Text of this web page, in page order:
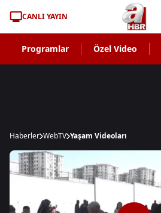
CANLI YAYIN
Programlar Özel Video
Haberler WebTV Yaşam Videoları